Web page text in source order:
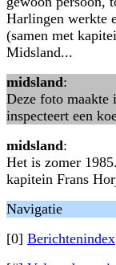
Harlingen werkte
(samen met
Midsland...
midsland:
Deze foto
inspecteert een
midsland:
Het is zomer
kapitein Frans
Navigatie
[0] Berichtenindex